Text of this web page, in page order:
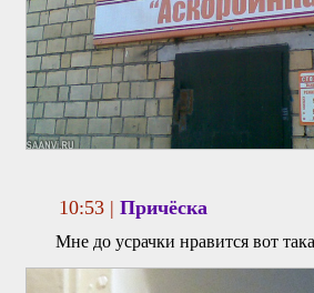
10:53 |Причёска
Мне до усрачки нравится вот